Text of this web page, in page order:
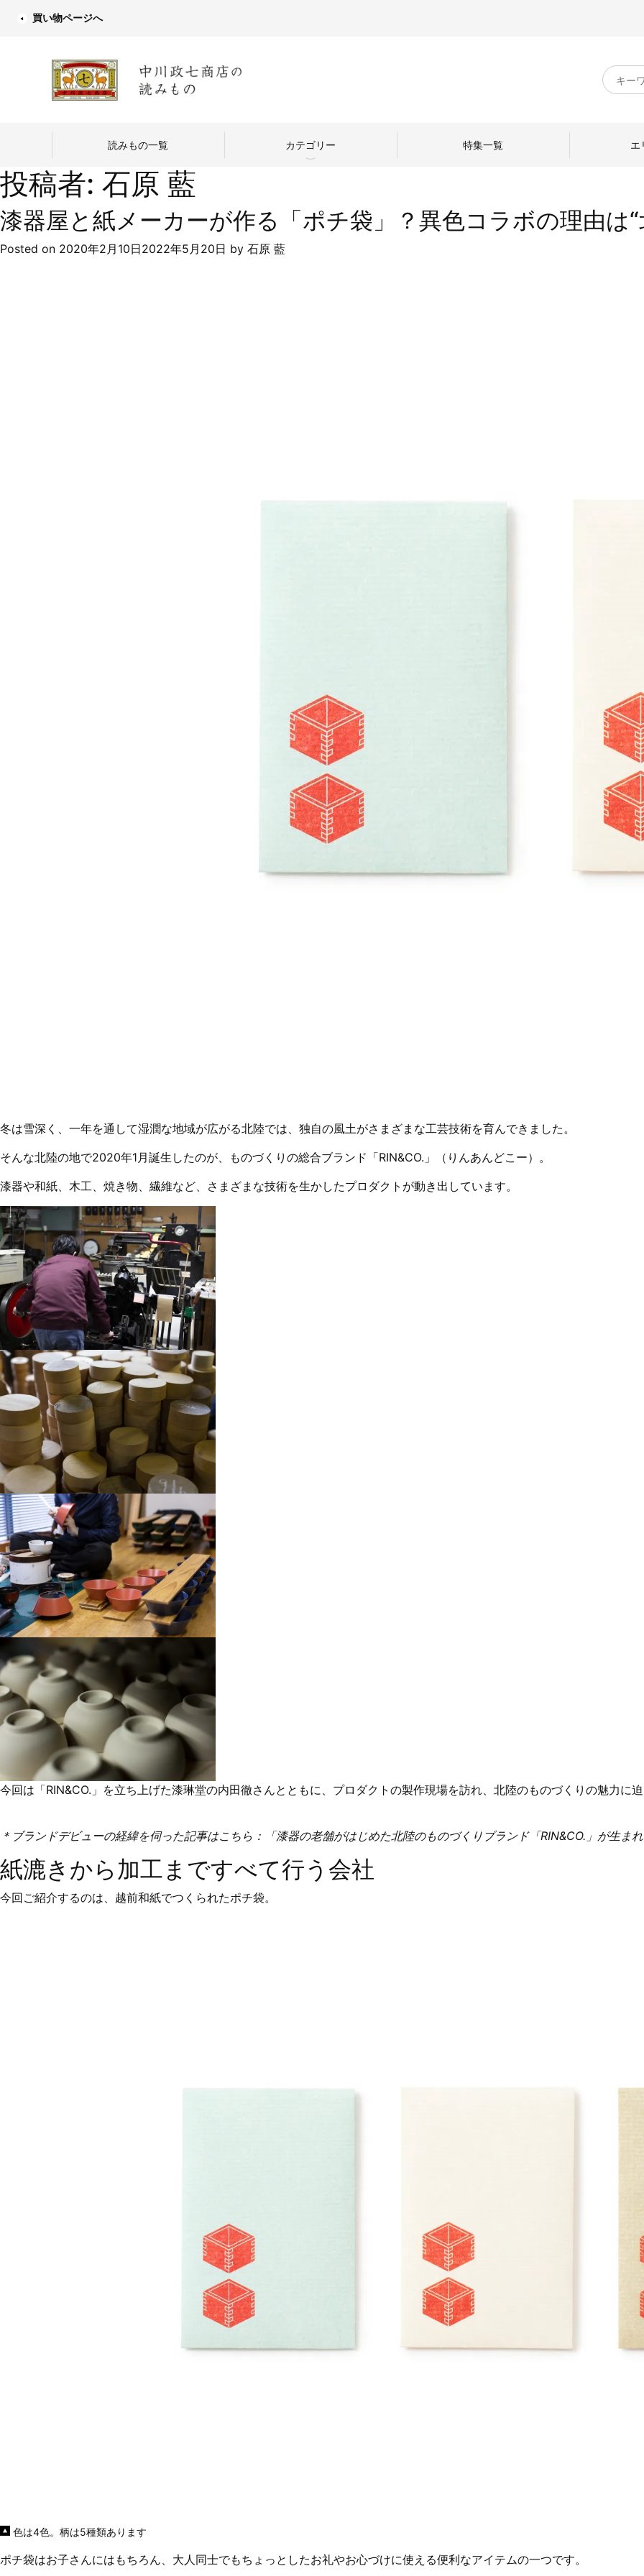
買い物ページへ
キ
ー
読みもの一覧 カテゴリー
中川政七商店のものづくり
特集一覧 エ
投稿者: 石原 藍
漆器屋と紙メーカーが作る「ポチ袋」？異色コラボの理由は“
Posted on 2020年2月10日2022年5月20日 by 石原 藍
冬は雪深く、一年を通して湿潤な地域が広がる北陸では、独自の風土がさまざまな工芸技術を育んできました。
そんな北陸の地で2020年1月誕生したのが、ものづくりの総合ブランド「RIN&CO.」（りんあんどこー）。
漆器や和紙、木工、焼き物、繊維など、さまざまな技術を生かしたプロダクトが動き出しています。
今回は「RIN&CO.」を立ち上げた漆琳堂の内田徹さんとともに、プロダクトの製作現場を訪れ、北陸のものづくりの魅力に迫
＊ブランドデビューの経緯を伺った記事はこちら： 「漆器の老舗がはじめた北陸のものづくりブランド「RIN&CO.」が生まれ
紙漉きから加工まですべて行う会社
今回ご紹介するのは、越前和紙でつくられたポチ袋。
色は4色。柄は5種類あります
ポチ袋はお子さんにはもちろん、大人同士でもちょっとしたお礼やお心づけに使える便利なアイテムの一つです。